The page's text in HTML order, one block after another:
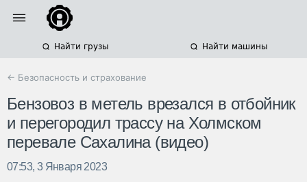
Найти грузы Найти машины
← Безопасность и страхование
Бензовоз в метель врезался в отбойник
и перегородил трассу на Холмском
перевале Сахалина (видео)
07:53, 3 Января 2023